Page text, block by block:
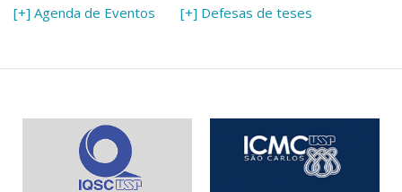
Agenda de Eventos
[+] Agenda de Eventos [+] Defesas de teses